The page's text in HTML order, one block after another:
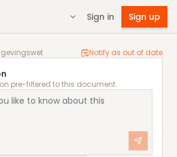
Sign in Sign up
Notify as out of date
pre-filtered to this document.